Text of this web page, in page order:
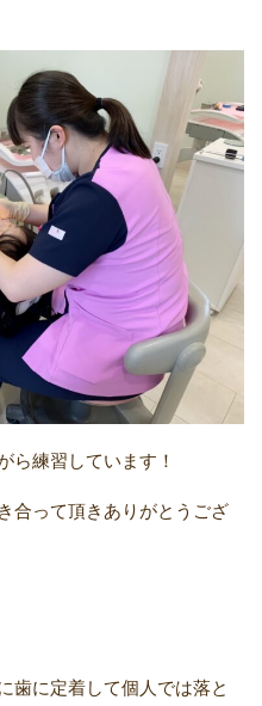
ら練習しています！
合って頂きありがとうござ
歯に定着して個人では落と